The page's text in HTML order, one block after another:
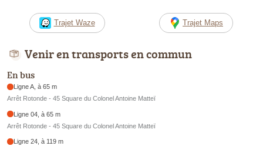
Trajet Waze Trajet Maps
Venir en transports en commun
En bus
Ligne A, à 65 m
Arrêt Rotonde - 45 Square du Colonel Antoine Matteï
Ligne 04, à 65 m
Arrêt Rotonde - 45 Square du Colonel Antoine Matteï
Ligne 24, à 119 m